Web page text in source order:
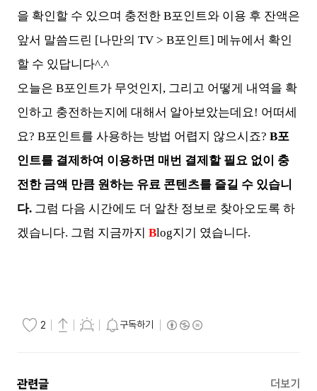
을 확인할 수 있으며 충전한 B포인트와 이용 후 잔액은
앞서 말씀드린 [나만의 TV > B포인트] 메뉴에서 확인
할 수 있답니다^.^
오늘은 B포인트가 무엇인지, 그리고 어떻게 내역을 확
인하고 충전하는지에 대해서 알아보았는데요! 어떠세
요? B포인트를 사용하는 방법 어렵지 않으시죠? B포
인트를 결제하여 이용하면 매번 결제할 필요 없이 충
전한 금액 만큼 원하는 유료 콘텐츠를 즐길 수 있습니
다. 그럼 다음 시간에도 더 알찬 정보로 찾아오도록 하
겠습니다. 그럼 지금까지 Blog지기 였습니다.
2 구독하기
관련글 더보기